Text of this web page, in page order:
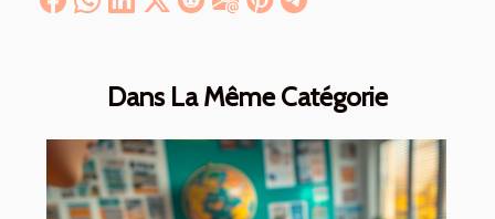
Dans La Même Catégorie